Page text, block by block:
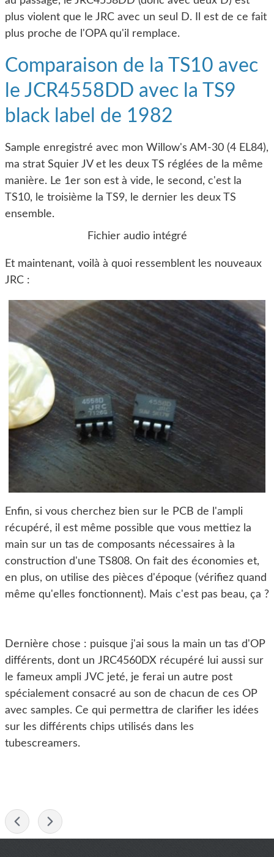
plus violent que le JRC avec un seul D. Il est de ce fait
plus proche de l'OPA qu'il remplace.
Comparaison de la TS10 avec
le JCR4558DD avec la TS9
black label de 1982
Sample enregistré avec mon Willow's AM-30 (4 EL84),
ma strat Squier JV et les deux TS réglées de la même
manière. Le 1er son est à vide, le second, c'est la
TS10, le troisième la TS9, le dernier les deux TS
ensemble.
Fichier audio intégré
Et maintenant, voilà à quoi ressemblent les nouveaux
JRC :
Enfin, si vous cherchez bien sur le PCB de l'ampli
récupéré, il est même possible que vous mettiez la
main sur un tas de composants nécessaires à la
construction d'une TS808. On fait des économies et,
en plus, on utilise des pièces d'époque (vérifiez quand
même qu'elles fonctionnent). Mais c'est pas beau, ça ?
Dernière chose : puisque j'ai sous la main un tas d'OP
différents, dont un JRC4560DX récupéré lui aussi sur
le fameux ampli JVC jeté, je ferai un autre post
spécialement consacré au son de chacun de ces OP
avec samples. Ce qui permettra de clarifier les idées
sur les différents chips utilisés dans les
tubescreamers.